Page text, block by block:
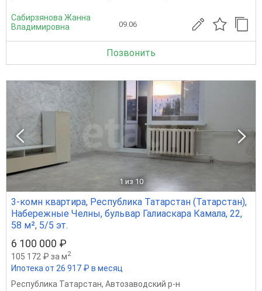
Сабирзянова Жанна
Владимировна
09.06
Позвонить
1 из 10
3-комн квартира, Республика Татарстан (Татарстан),
Набережные Челны, бульвар Галиаскара Камала, 22,
58 м², 5/5 эт.
6 100 000 ₽
105 172 ₽ за м2
Ипотека от 26 917 ₽ в месяц
Республика Татарстан, Автозаводский р-н